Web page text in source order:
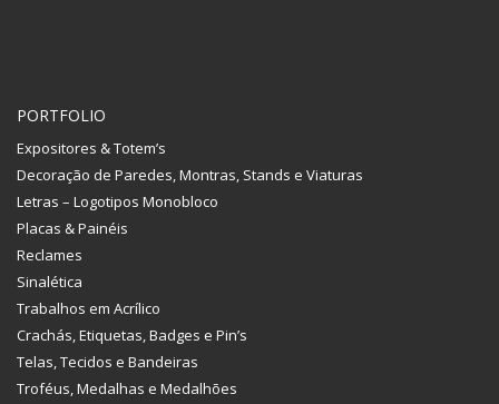
PORTFOLIO
Expositores & Totem’s
Decoração de Paredes, Montras, Stands e Viaturas
Letras – Logotipos Monobloco
Placas & Painéis
Reclames
Sinalética
Trabalhos em Acrílico
Crachás, Etiquetas, Badges e Pin’s
Telas, Tecidos e Bandeiras
Troféus, Medalhas e Medalhões